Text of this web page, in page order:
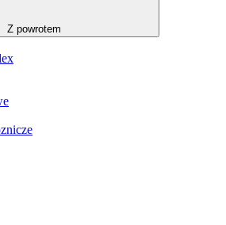
Z powrotem